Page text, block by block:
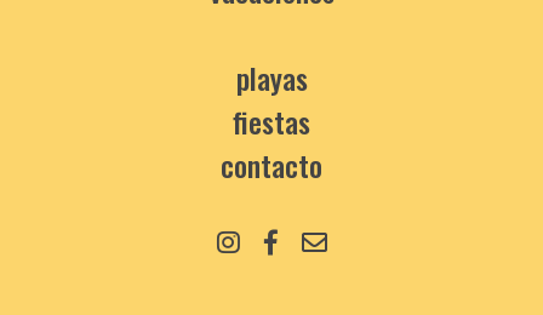
playas
fiestas
contacto